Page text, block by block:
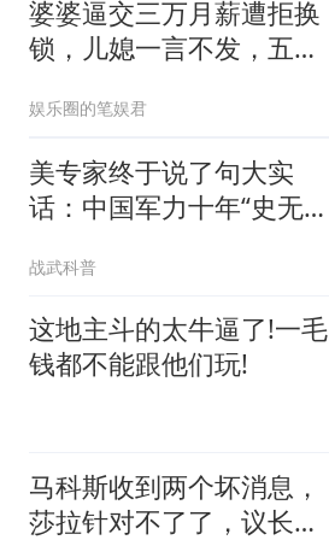
婆婆逼交三万月薪遭拒换
锁，儿媳一言不发，五天
娱乐圈的笔娱君
美专家终于说了句大实
话：中国军力十年“史无前
住了
战武科普
这地主斗的太牛逼了!一毛
钱都不能跟他们玩!
马科斯收到两个坏消息，
莎拉针对不了了，议长反